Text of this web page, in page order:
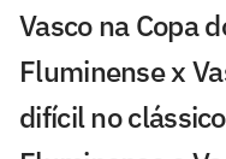
Vasco na Copa
Fluminense x
difícil no